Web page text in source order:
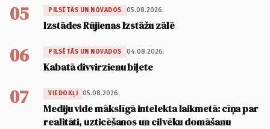
05 PILSĒTĀS UN NOVADOS 05.08.2026.
Izstādes Rūjienas Izstāžu zālē
06 PILSĒTĀS UN NOVADOS 04.08.2026.
Kabatā divvirzienu biļete
07 VIEDOKĻI 05.08.2026.
Mediju vide mākslīgā intelekta laikmetā: cīņa par
realitāti, uzticēšanos un cilvēku domāšanu